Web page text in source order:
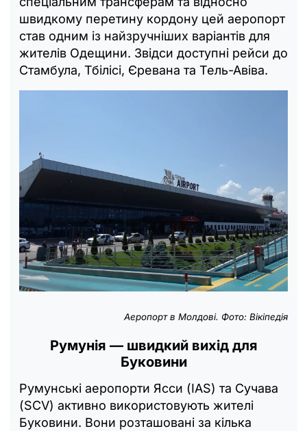
швидкому перетину кордону цей аеропорт
став одним із найзручніших варіантів для
жителів Одещини. Звідси доступні рейси до
Стамбула, Тбілісі, Єревана та Тель-Авіва.
Аеропорт в Молдові. Фото: Вікіпедія
Румунія — швидкий вихід для
Буковини
Румунські аеропорти Ясси (IAS) та Сучава
(SCV) активно використовують жителі
Буковини. Вони розташовані за кілька